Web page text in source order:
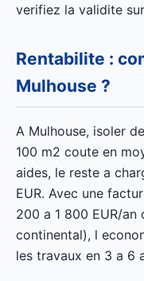
verifiez la validite
Rentabilite :
Mulhouse ?
A Mulhouse, isoler
100 m2 coute en
aides, le reste a
EUR. Avec une
200 a 1 800 EUR/
continental), l
les travaux en 3 a 6